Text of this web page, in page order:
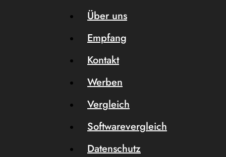
Über uns
Empfang
Kontakt
Werben
Vergleich
Softwarevergleich
Datenschutz